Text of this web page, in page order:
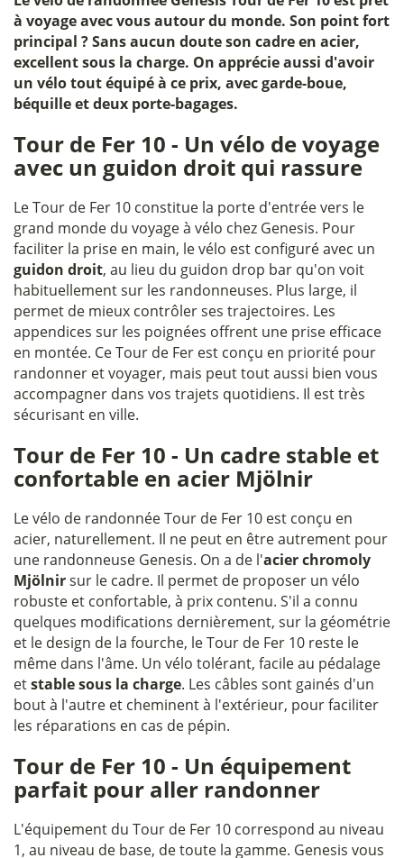
à voyage avec vous autour du monde. Son point fort
principal ? Sans aucun doute son cadre en acier,
excellent sous la charge. On apprécie aussi d'avoir
un vélo tout équipé à ce prix, avec garde-boue,
béquille et deux porte-bagages.
Tour de Fer 10 - Un vélo de voyage
avec un guidon droit qui rassure
Le Tour de Fer 10 constitue la porte d'entrée vers le
grand monde du voyage à vélo chez Genesis. Pour
faciliter la prise en main, le vélo est configuré avec un
guidon droit, au lieu du guidon drop bar qu'on voit
habituellement sur les randonneuses. Plus large, il
permet de mieux contrôler ses trajectoires. Les
appendices sur les poignées offrent une prise efficace
en montée. Ce Tour de Fer est conçu en priorité pour
randonner et voyager, mais peut tout aussi bien vous
accompagner dans vos trajets quotidiens. Il est très
sécurisant en ville.
Tour de Fer 10 - Un cadre stable et
confortable en acier Mjölnir
Le vélo de randonnée Tour de Fer 10 est conçu en
acier, naturellement. Il ne peut en être autrement pour
une randonneuse Genesis. On a de l'acier chromoly
Mjölnirsur le cadre. Il permet de proposer un vélo
robuste et confortable, à prix contenu. S'il a connu
quelques modifications dernièrement, sur la géométrie
et le design de la fourche, le Tour de Fer 10 reste le
même dans l'âme. Un vélo tolérant, facile au pédalage
etstable sous la charge. Les câbles sont gainés d'un
bout à l'autre et cheminent à l'extérieur, pour faciliter
les réparations en cas de pépin.
Tour de Fer 10 - Un équipement
parfait pour aller randonner
L'équipement du Tour de Fer 10 correspond au niveau
1, au niveau de base, de toute la gamme. Genesis vous